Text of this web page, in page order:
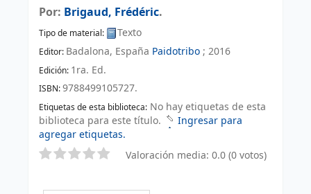
Por: Brigaud, Frédéric.
Tipo de material: Texto
Editor: Badalona, España Paidotribo; 2016
Edición: 1ra. Ed.
ISBN:9788499105727.
Etiquetas de esta biblioteca: No hay etiquetas de esta
biblioteca para este título.
Ingresar para
agregar etiquetas.
Valoración media: 0.0 (0 votos)